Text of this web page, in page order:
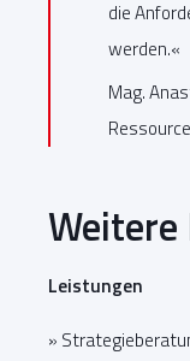
die
werden.«
Mag.
Leistungen
»